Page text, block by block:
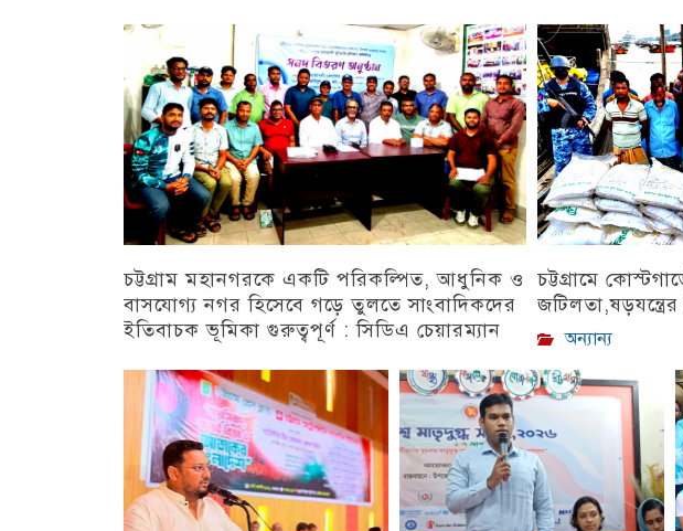
চট্টগ্রাম মহানগরকে একটি পরিকল্পিত, আধুনিক ও
বাসযোগ্য নগর হিসেবে গড়ে তুলতে সাংবাদিকদের
ইতিবাচক ভূমিকা গুরুত্বপূর্ণ : সিডিএ চেয়ারম্যান
চট্টগ্রামে
অন্যান্য